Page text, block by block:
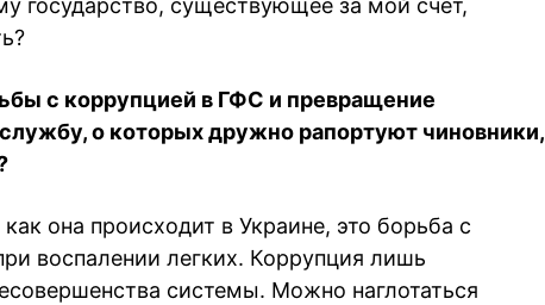
государство, существующее за мой счет,
с коррупцией в ГФС и превращение
о которых дружно рапортуют чиновники,
она происходит в Украине, это борьба с
воспалении легких. Коррупция лишь
системы. Можно наглотаться